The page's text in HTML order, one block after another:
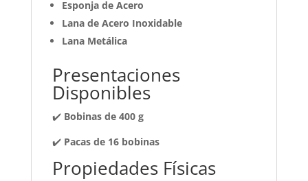
Esponja de Acero
Lana de Acero Inoxidable
Lana Metálica
Presentaciones
Disponibles
✔️ Bobinas de 400 g
✔️ Pacas de 16 bobinas
Propiedades Físicas